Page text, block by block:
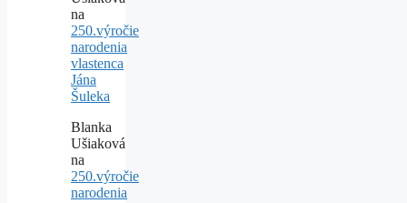
na
250.výročie
narodenia
vlastenca
Jána
Šuleka
Blanka
Ušiaková
na
250.výročie
narodenia